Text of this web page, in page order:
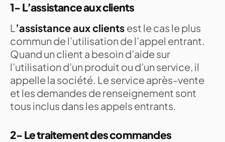
1- L’assistance aux clients
L’assistance aux clients est le cas le plus
commun de l’utilisation de l’appel entrant.
Quand un client a besoin d’aide sur
l’utilisation d’un produit ou d’un service, il
appelle la société. Le service après-vente
et les demandes de renseignement sont
tous inclus dans les appels entrants.
2- Le traitement des commandes